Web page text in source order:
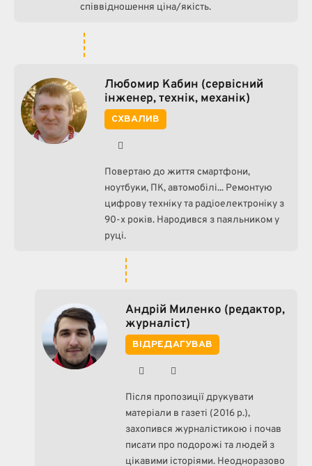
співвідношення ціна/якість.
Любомир Кабин (сервісний
інженер, технік, механік)
СХВАЛИВ
Повертаю до життя смартфони,
ноутбуки, ПК, автомобілі... Ремонтую
цифрову техніку та радіоелектроніку з
90-х років. Народився з паяльником у
руці.
Андрій Миленко (редактор,
журналіст)
ВІДРЕДАГУВАВ
Facebook
Після пропозиції друкувати
матеріали в газеті (2016 р.),
захопився журналістикою і почав
писати про подорожі та людей з
цікавими історіями. Неодноразово